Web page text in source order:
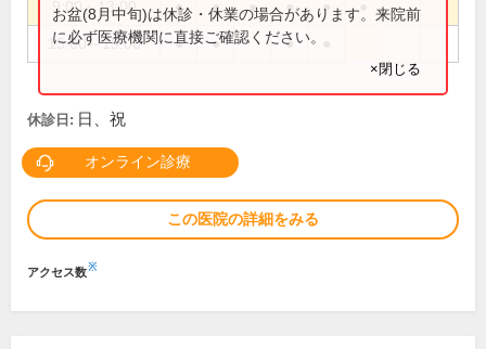
9:00～13:00 ● ● ● ● ●
15:00～19:00 ● ● ●
お盆(8月中旬)は休診・休業の場合があります。来院前
に必ず医療機関に直接ご確認ください。
×閉じる
休診日: 日、祝
オンライン診療
この医院の詳細をみる
アクセス数※